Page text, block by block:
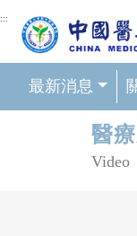
網頁頂端重要
:::
最新消息
醫
Video